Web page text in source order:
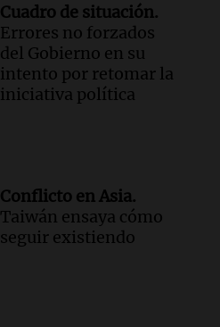
Cuadro de situación.
Errores no forzados
del Gobierno en su
intento por retomar la
iniciativa política
Conflicto en Asia.
Taiwán ensaya cómo
seguir existiendo